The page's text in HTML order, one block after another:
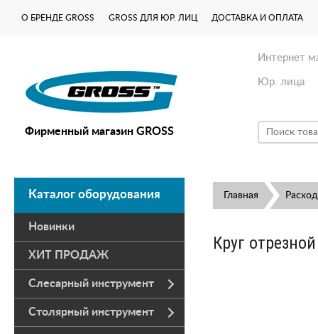
О БРЕНДЕ GROSS GROSS ДЛЯ ЮР. ЛИЦ ДОСТАВКА И ОПЛАТА
Фирменный магазин GROSS
Интернет
Юр. лица
Каталог оборудования
Новинки
ХИТ ПРОДАЖ
Слесарный инструмент
Столярный инструмент
Главная
Круг